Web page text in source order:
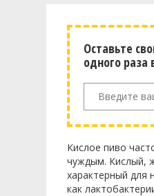
Оставьте
одного раза
Кислое пиво
чуждым. Кислый,
характерный для
как